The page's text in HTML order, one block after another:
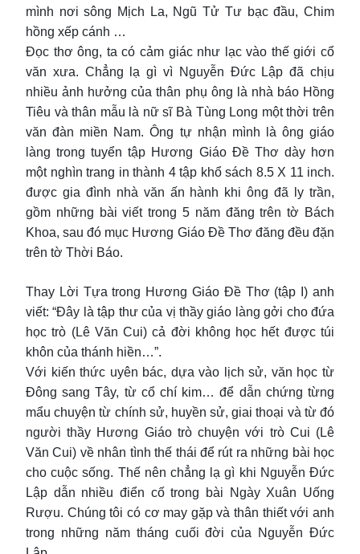
mình nơi sông Mịch La, Ngũ Tử Tư bạc đầu, Chim
hồng xếp cánh …
Đọc thơ ông, ta có cảm giác như lạc vào thế giới cổ
văn xưa. Chẳng lạ gì vì Nguyễn Đức Lập đã chịu
nhiều ảnh hưởng của thân phụ ông là nhà báo Hồng
Tiêu và thân mẫu là nữ sĩ Bà Tùng Long một thời trên
văn đàn miền Nam. Ông tự nhận mình là ông giáo
làng trong tuyển tập Hương Giáo Đề Thơ dày hơn
một nghìn trang in thành 4 tập khổ sách 8.5 X 11 inch.
được gia đình nhà văn ấn hành khi ông đã ly trần,
gồm những bài viết trong 5 năm đăng trên tờ Bách
Khoa, sau đó mục Hương Giáo Đề Thơ đăng đều đặn
trên tờ Thời Báo.
Thay Lời Tựa trong Hương Giáo Đề Thơ (tập I) anh
viết: “Đây là tập thư của vị thầy giáo làng gởi cho đứa
học trò (Lê Văn Cui) cả đời không học hết được túi
khôn của thánh hiền…”.
Với kiến thức uyên bác, dựa vào lịch sử, văn học từ
Đông sang Tây, từ cổ chí kim… để dẫn chứng từng
mẩu chuyện từ chính sử, huyền sử, giai thoại và từ đó
người thầy Hương Giáo trò chuyện với trò Cui (Lê
Văn Cui) về nhân tình thế thái để rút ra những bài học
cho cuộc sống. Thế nên chẳng lạ gì khi Nguyễn Đức
Lập dẫn nhiều điển cố trong bài Ngày Xuân Uống
Rượu. Chúng tôi có cơ may gặp và thân thiết với anh
trong những năm tháng cuối đời của Nguyễn Đức